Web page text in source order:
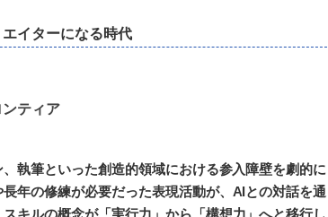
イターになる時代
ティア
執筆といった創造的領域における参入障壁を劇的に
年の修練が必要だった表現活動が、AIとの対話を通
キルの概念が「実行力」から「構想力」へと移行し